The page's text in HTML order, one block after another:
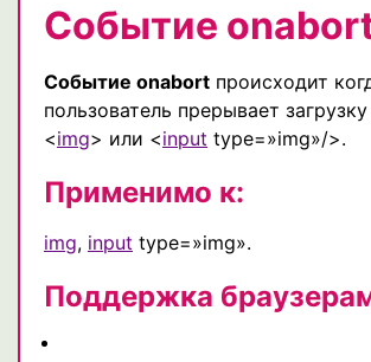
Событие
Событие onabort происходит
пользователь прерывает
<img> или <input type=»img»/>.
Применимо к:
img, input type=»img».
Поддержка